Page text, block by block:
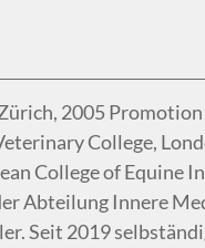
2005
College,
College of Equine
Abteilung Innere
Seit 2019